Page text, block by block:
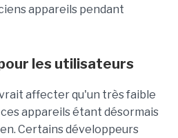
appareils pendant
les utilisateurs
affecter qu'un très faible
appareils étant désormais
Certains développeurs